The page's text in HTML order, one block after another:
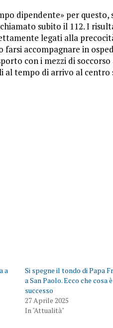
dipendente» per
subito il 112. I
legati alla
farsi accompagnare in
con i mezzi di
al tempo di arrivo al centro
a
Si spegne il tondo di Papa
a San Paolo. Ecco che cosa è
successo
27 Aprile 2025
In "Attualità"